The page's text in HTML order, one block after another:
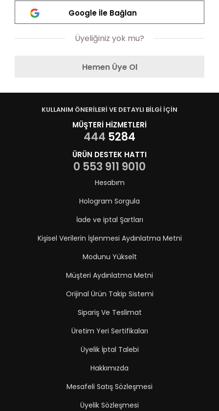
Google İle Bağlan
Üyeliğiniz yok mu?
Hemen Üye Ol
KULLANIM ÖNERİLERİ VE DETAYLI BİLGİ İÇİN
MÜŞTERİ HİZMETLERİ
444 5284
ÜRÜN DESTEK HATTI
0 553 911 9010
Hesabım
Hologram Sorgula
İade ve iptal Şartları
Kişisel Verilerin İşlenmesi Aydınlatma Metni
Modunu Yükselt
Müşteri Aydınlatma Metni
Orijinal Ürün Takip Sistemi
Sipariş Ve Teslimat
Üretim Yeri Sertifikaları
Üyelik İptal Talebi
Hakkımızda
Mesafeli Satış Sözleşmesi
Üyelik Sözleşmesi